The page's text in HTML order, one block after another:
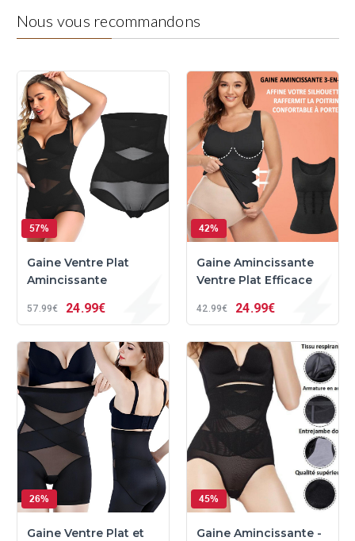
Nous vous recommandons
57%
Gaine Ventre Plat
Amincissante
57 99€ 24 99€
42%
Gaine Amincissante
Ventre Plat Efficace
42 99€ 24 99€
26%
Gaine Ventre Plat et
45%
Gaine Amincissante -